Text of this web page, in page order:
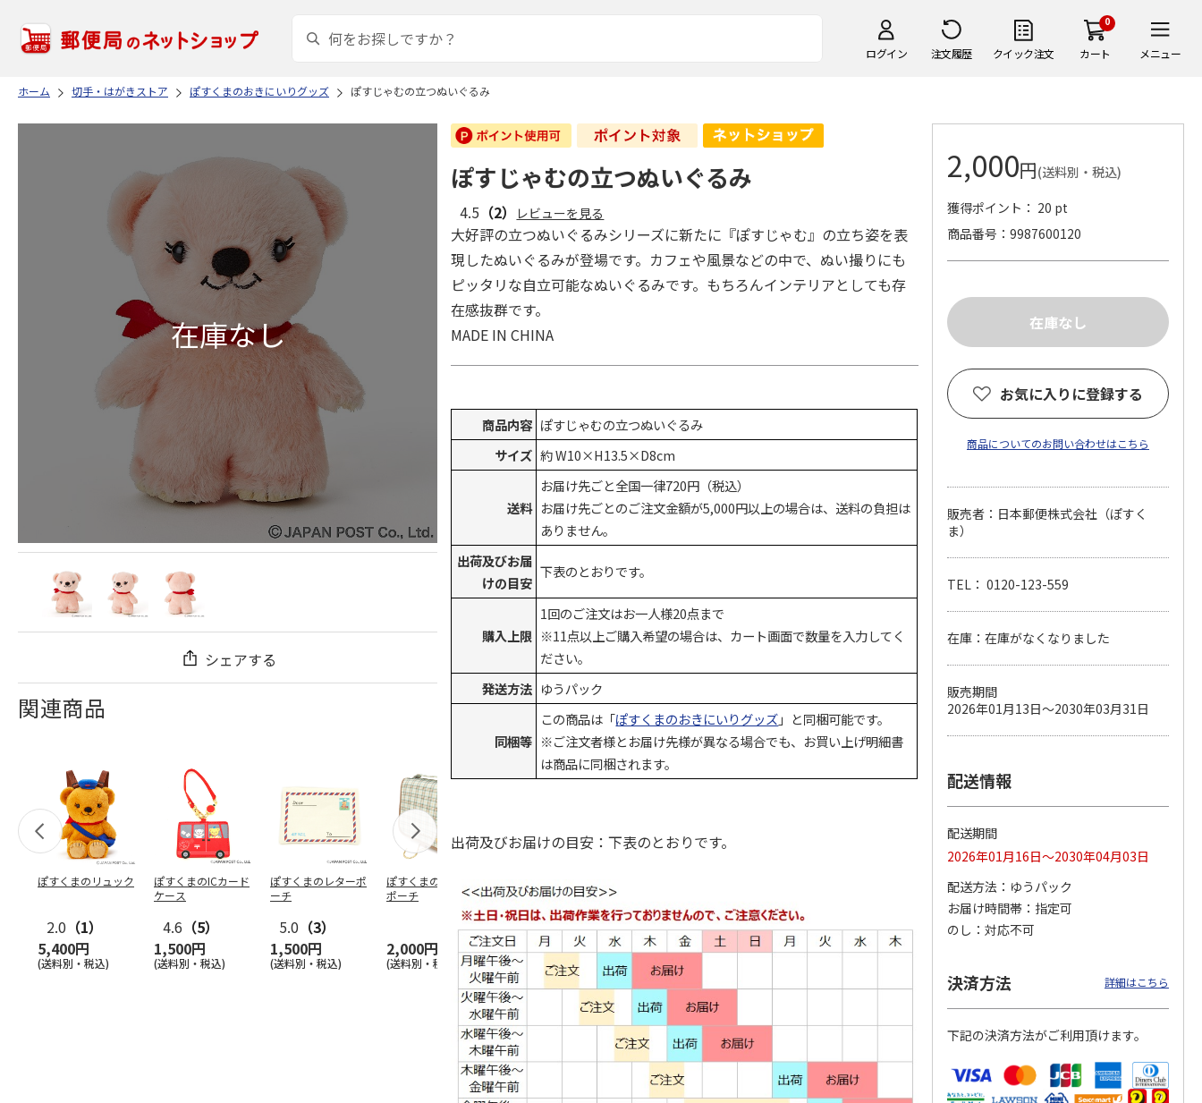
ログイン 注文履歴 クイック注文
0
カート メニュー
ホーム 切手・はがきストア ぽすくまのおきにいりグッズ ぽすじゃむの立つぬいぐるみ
シェアする
関連商品
ぽすくまのリュック
2.0 （1）
5,400円
(送料別・税込)
ぽすくまのICカード
ケース
4.6 （5）
1,500円
(送料別・税込)
ぽすくまのレターポ
ーチ
5.0 （3）
1,500円
(送料別・税込)
ぽすくまのトラベル
ポーチ
2,000円
(送料別・税込)
（M）
2,400円
(送料別・税込)
ン（ランダム1種）
5.0（1）
650円
(送料別・税込)
5.0（1）
1,200円
ぽすくまの帆布トー
5.0（1）
1,500円
ぽすくまの1色ボー
ルペン（ラベンダ
ー）
ぽすじゃむの立つぬいぐるみ
4.5 （2） レビューを見る
大好評の立つぬいぐるみシリーズに新たに『ぽすじゃむ』の立ち姿を表
現したぬいぐるみが登場です。カフェや風景などの中で、ぬい撮りにも
ピッタリな自立可能なぬいぐるみです。もちろんインテリアとしても存
在感抜群です。
MADE IN CHINA
商品内容 ぽすじゃむの立つぬいぐるみ
サイズ 約 W10×H13.5×D8cm
送料
お届け先ごと全国一律720円（税込）
お届け先ごとのご注文金額が5,000円以上の場合は、送料の負担は
ありません。
出荷及びお届
けの目安
下表のとおりです。
購入上限
1回のご注文はお一人様20点まで
※11点以上ご購入希望の場合は、カート画面で数量を入力してく
ださい。
発送方法 ゆうパック
同梱等
この商品は「ぽすくまのおきにいりグッズ」と同梱可能です。
※ご注文者様とお届け先様が異なる場合でも、お買い上げ明細書
は商品に同梱されます。
出荷及びお届けの目安：下表のとおりです。
2,000円(送料別・税込)
獲得ポイント： 20 pt
商品番号
9987600120
お気に入りに登録する
商品についてのお問い合わせはこちら
販売者：日本郵便株式会社（ぽすく
ま）
TEL： 0120-123-559
在庫：在庫がなくなりました
販売期間
2026年01月13日～2030年03月31日
配送情報
配送期間
2026年01月16日～2030年04月03日
配送方法
ゆうパック
お届け時間帯
指定可
のし
対応不可
決済方法 詳細はこちら
下記の決済方法がご利用頂けます。